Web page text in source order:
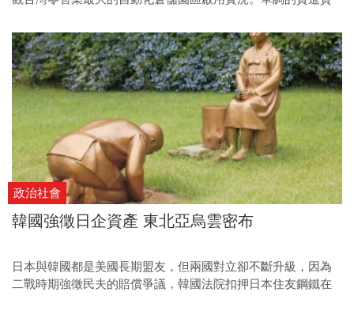
明天到店」的流程，且數字還在上升中。
政治社會
韓國強徵日企資產 東北亞烏雲密布
日本與韓國都是美國長期盟友，但兩國對立卻不斷升級，因為
二戰時期強徵民夫的賠償爭議，韓國法院扣押日本住友鋼鐵在